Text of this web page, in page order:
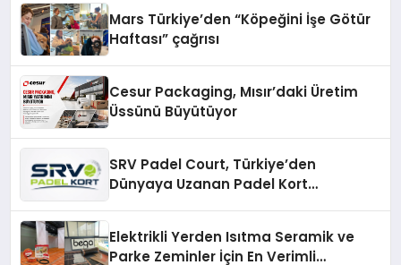
Mars Türkiye’den “Köpeğini İşe Götür
Haftası” çağrısı
Cesur Packaging, Mısır’daki Üretim
Üssünü Büyütüyor
SRV Padel Court, Türkiye’den
Dünyaya Uzanan Padel Kort
Elektrikli Yerden Isıtma Seramik ve
Parke Zeminler İçin En Verimli